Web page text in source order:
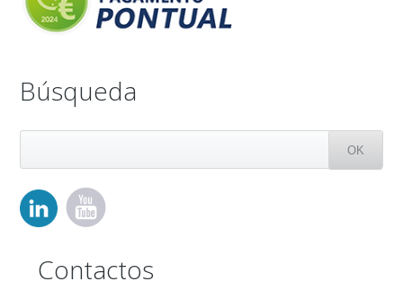
Búsqueda
Contactos